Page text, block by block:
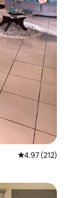
Calificación
4.97 (212)